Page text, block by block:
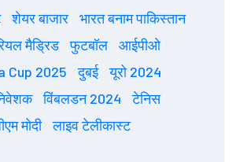
शेयर बाजार
भारत बनाम पाकिस्तान
मैड्रिड फुटबॉल
आईपीओ
Cup 2025 दुबई
यूरो 2024
विंबलडन 2024
टेनिस
मोदी
लाइव टेलीकास्ट